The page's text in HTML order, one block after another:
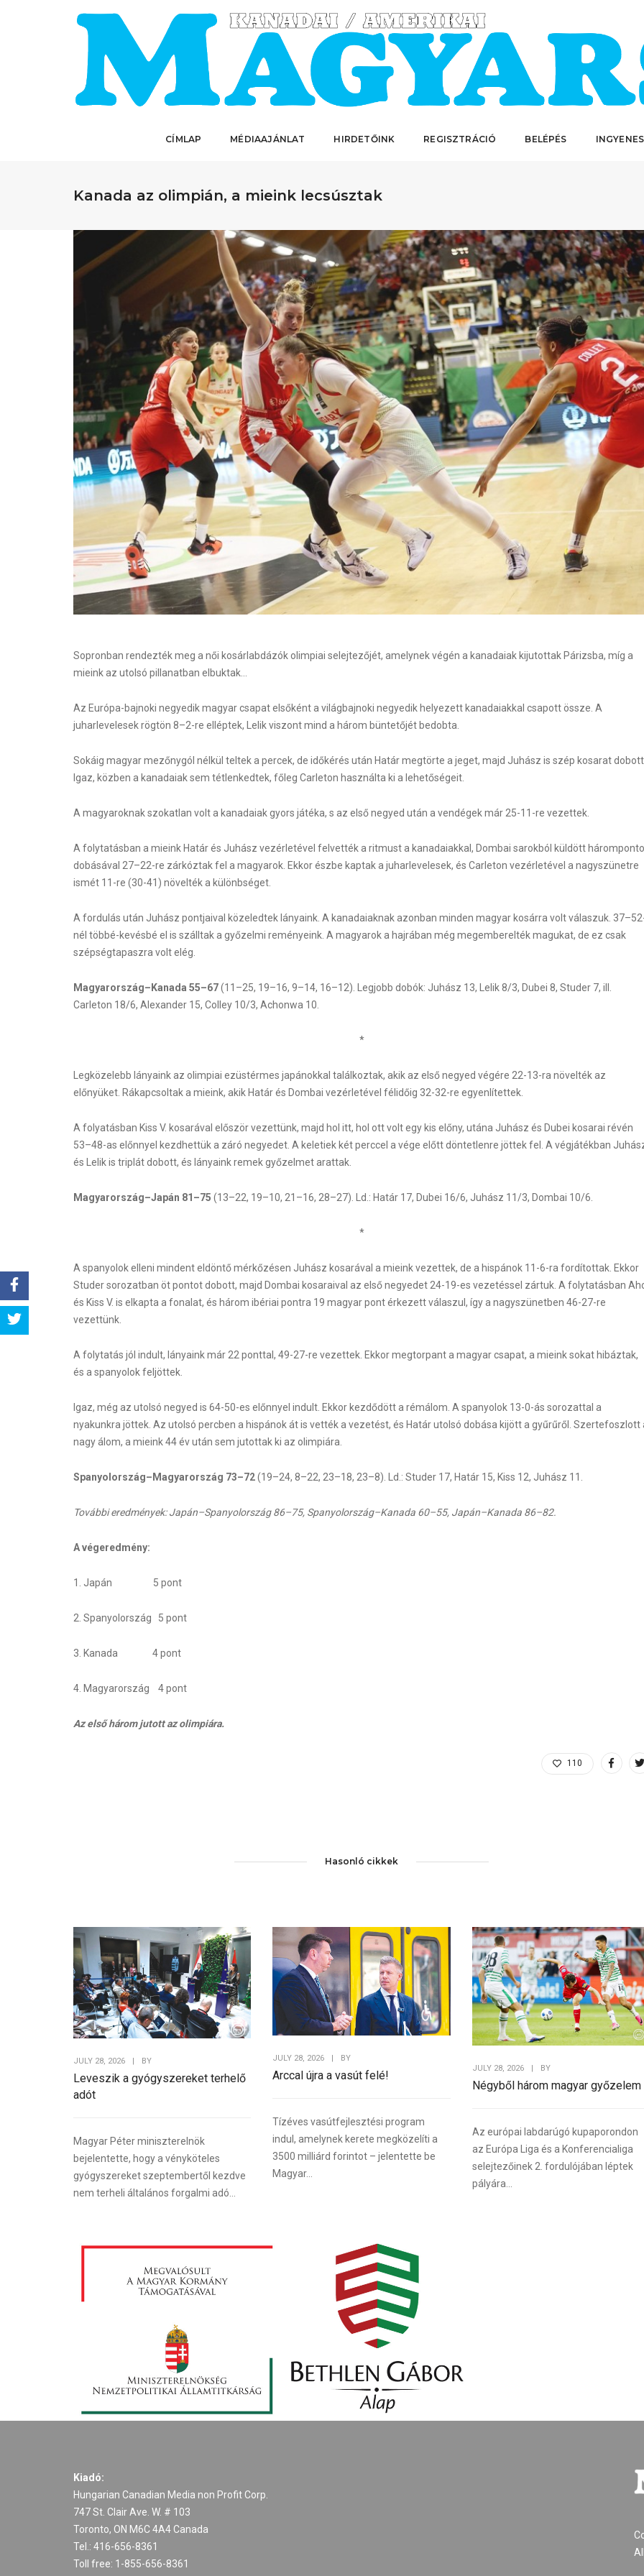
CÍMLAP MÉDIAAJÁNLAT HIRDETŐINK REGISZTRÁCIÓ BELÉPÉS
Kanada az olimpián, a mieink lecsúsztak
Sopronban rendezték meg a női kosárlabdázók olimpiai selejtezőjét, amelynek végén a kanadaiak kijutottak Párizsba, míg a
mieink az utolsó pillanatban elbuktak…
Az Európa-bajnoki negyedik magyar csapat elsőként a világbajnoki negyedik helyezett kanadaiakkal csapott össze. A
juharlevelesek rögtön 8–2-re elléptek, Lelik viszont mind a három büntetőjét bedobta.
Sokáig magyar mezőnygól nélkül teltek a percek, de időkérés után Határ megtörte a jeget, majd Juhász is szép kosarat
Igaz, közben a kanadaiak sem tétlenkedtek, főleg Carleton használta ki a lehetőségeit.
A magyaroknak szokatlan volt a kanadaiak gyors játéka, s az első negyed után a vendégek már 25-11-re vezettek.
A folytatásban a mieink Határ és Juhász vezérletével felvették a ritmust a kanadaiakkal, Dombai sarokból küldött
dobásával 27–22-re zárkóztak fel a magyarok. Ekkor észbe kaptak a juharlevelesek, és Carleton vezérletével a nagyszünetre
ismét 11-re (30-41) növelték a különbséget.
A fordulás után Juhász pontjaival közeledtek lányaink. A kanadaiaknak azonban minden magyar kosárra volt válaszuk.
nél többé-kevésbé el is szálltak a győzelmi reményeink. A magyarok a hajrában még megemberelték magukat, de ez csak
szépségtapaszra volt elég.
Magyarország–Kanada 55–67(11–25, 19–16, 9–14, 16–12). Legjobb dobók: Juhász 13, Lelik 8/3, Dubei 8, Studer 7, ill.
Carleton 18/6, Alexander 15, Colley 10/3, Achonwa 10.
*
Legközelebb lányaink az olimpiai ezüstérmes japánokkal találkoztak, akik az első negyed végére 22-13-ra növelték az
előnyüket. Rákapcsoltak a mieink, akik Határ és Dombai vezérletével félidőig 32-32-re egyenlítettek.
A folyatásban Kiss V. kosarával először vezettünk, majd hol itt, hol ott volt egy kis előny, utána Juhász és Dubei kosarai révén
53–48-as előnnyel kezdhettük a záró negyedet. A keletiek két perccel a vége előtt döntetlenre jöttek fel. A végjátékban
és Lelik is triplát dobott, és lányaink remek győzelmet arattak.
Magyarország–Japán 81–75 (13–22, 19–10, 21–16, 28–27). Ld.: Határ 17, Dubei 16/6, Juhász 11/3, Dombai 10/6.
*
A spanyolok elleni mindent eldöntő mérkőzésen Juhász kosarával a mieink vezettek, de a hispánok 11-6-ra fordítottak. Ekkor
Studer sorozatban öt pontot dobott, majd Dombai kosaraival az első negyedet 24-19-es vezetéssel zártuk. A folytatásban
és Kiss V. is elkapta a fonalat, és három ibériai pontra 19 magyar pont érkezett válaszul, így a nagyszünetben 46-27-re
vezettünk.
A folytatás jól indult, lányaink már 22 ponttal, 49-27-re vezettek. Ekkor megtorpant a magyar csapat, a mieink sokat hibáztak,
és a spanyolok feljöttek.
Igaz, még az utolsó negyed is 64-50-es előnnyel indult. Ekkor kezdődött a rémálom. A spanyolok 13-0-ás sorozattal a
nyakunkra jöttek. Az utolsó percben a hispánok át is vették a vezetést, és Határ utolsó dobása kijött a gyűrűről. Szertefoszlott
nagy álom, a mieink 44 év után sem jutottak ki az olimpiára.
Spanyolország–Magyarország 73–72(19–24, 8–22, 23–18, 23–8). Ld.: Studer 17, Határ 15, Kiss 12, Juhász 11.
További eredmények: Japán–Spanyolország 86–75, Spanyolország–Kanada 60–55, Japán–Kanada 86–82.
A végeredmény:
1. Japán 5 pont
2. Spanyolország 5 pont
3. Kanada 4 pont
4. Magyarország 4 pont
Az első három jutott az olimpiára.
110
Hasonló cikkek
JULY 28, 2026 BY
Leveszik a gyógyszereket terhelő
adót
Magyar Péter miniszterelnök
bejelentette, hogy a vényköteles
gyógyszereket szeptembertől kezdve
nem terheli általános forgalmi adó...
JULY 28, 2026 | BY
Arccal újra a vasút felé!
Tízéves vasútfejlesztési program
indul, amelynek kerete megközelíti a
3500 milliárd forintot – jelentette be
Magyar...
JULY 28, 2026 | BY
Négyből három magyar győzelem
Az európai labdarúgó kupaporondon
az Európa Liga és a Konferencialiga
selejtezőinek 2. fordulójában léptek
pályára...
WordPress Carousel
Kiadó:
Hungarian Canadian Media non Profit Corp.
747 St. Clair Ave. W. # 103
Toronto, ON M6C 4A4 Canada
Tel.: 416-656-8361
Toll free: 1-855-656-8361
Share